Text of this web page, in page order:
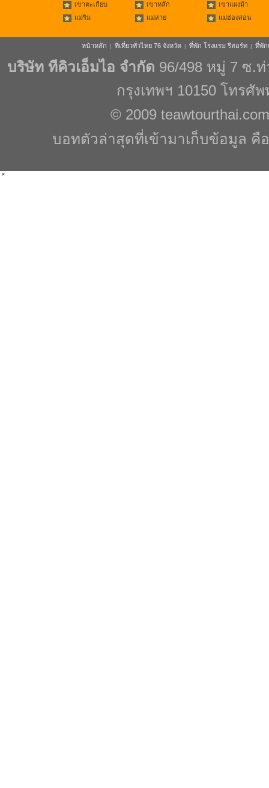
เขาตะเกียบ
เขาหลัก
เขาแผงม้า
แม่ริม
แม่สาย แม่ฮ่องสอน
หน้าหลัก | ที่เที่ยวทั่วไทย 76 จังหวัด | ที่พัก โรงแรม รีสอร์ท | ที่พัก
บริษัท ทีคิวเอ็มไอ จำกัด 96/498 หมู่ 7 ซ.
กรุงเทพฯ 10150 โทรศั
© 2009 teawtourthai.com
บอทตัวล่าสุดที่เข้ามาเก็บข้อมูล คือ